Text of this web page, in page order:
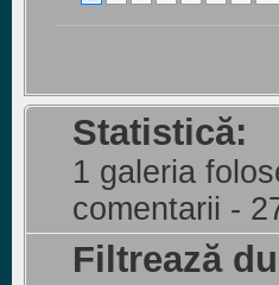
Statistică:
1 galeria
comentarii -
Filtrează